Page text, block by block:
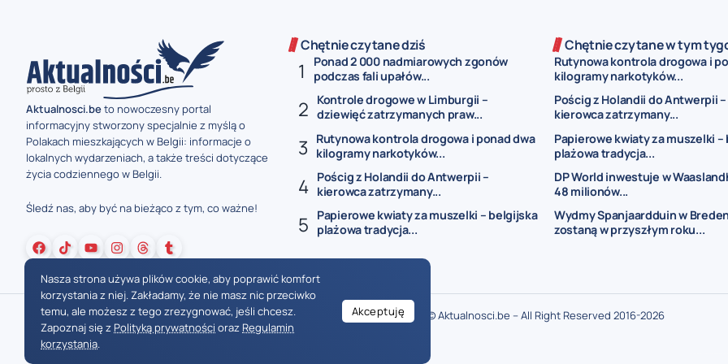
Aktualnosci.beto nowoczesny portal
informacyjny stworzony specjalnie z myślą o
Polakach mieszkających w Belgii: informacje o
lokalnych wydarzeniach, a także treści dotyczące
życia codziennego w Belgii.
Śledź nas, aby być na bieżąco z tym, co ważne!
Chętnie czytane dziś
Ponad 2 000 nadmiarowych zgonów
podczas fali upałów...
Kontrole drogowe w Limburgii –
dziewięć zatrzymanych praw...
Rutynowa kontrola drogowa i ponad dwa
kilogramy narkotyków...
Pościg z Holandii do Antwerpii –
kierowca zatrzymany...
Papierowe kwiaty za muszelki – belgijska
plażowa tradycja...
Chętnie czytane w tym
Rutynowa kontrola drogowa i
kilogramy narkotyków...
Pościg z Holandii do Antwerpii –
kierowca zatrzymany...
Papierowe kwiaty za muszelki
plażowa tradycja...
DP World inwestuje w
48 milionów...
Wydmy Spanjaardduin w
zostaną w przyszłym roku...
© Aktualnosci.be – All Right Reserved 2016-2026
Nasza strona używa plików cookie, aby poprawić komfort
korzystania z niej. Zakładamy, że nie masz nic przeciwko
temu, ale możesz z tego zrezygnować, jeśli chcesz.
Zapoznaj się z Polityką prywatności oraz Regulamin
korzystania.
Akceptuję